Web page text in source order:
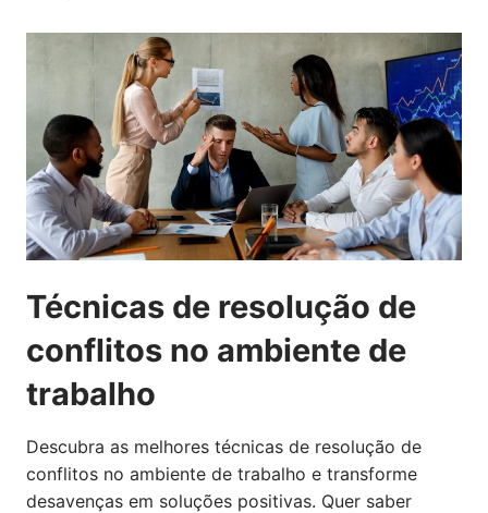
Técnicas de resolução de
conflitos no ambiente de
trabalho
Descubra as melhores técnicas de resolução de
conflitos no ambiente de trabalho e transforme
desavenças em soluções positivas. Quer saber